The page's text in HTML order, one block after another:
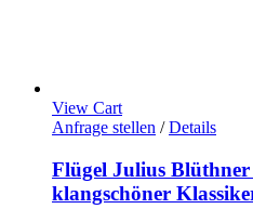
View Cart
Anfrage stellen / Details
Flügel Julius
klangschöner